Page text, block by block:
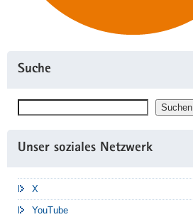
Suche
Suchen
Unser soziales Netzwerk
X
YouTube